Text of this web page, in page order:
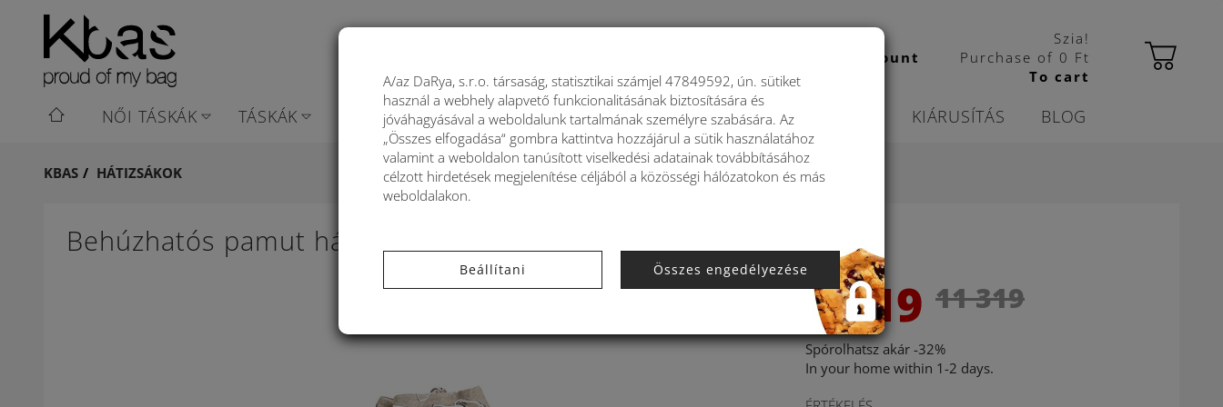
My kbas account
Szia!
Purchase of 0 Ft
To cart
NŐI TÁSKÁK TÁSKÁK KOSARAK HÁTIZSÁKOK KIEGÉSZÍTŐK LAKÁSDEKORÁCIÓ KIÁRUSÍTÁS BLOG
KBAS HÁTIZSÁKOK
Behúzhatós pamut hátizsák Kbas bézs KB296907BE
7 619 11 319
Spórolhatsz akár -32%
In your home within 1-2 days.
A/az DaRya, s.r.o. társaság, statisztikai számjel 47849592, ún. sütiket
használ a webhely alapvető funkcionalitásának biztosítására és
jóváhagyásával a weboldalunk tartalmának személyre szabására. Az
„Összes elfogadása“ gombra kattintva hozzájárul a sütik használatához
valamint a weboldalon tanúsított viselkedési adatainak továbbításához
célzott hirdetések megjelenítése céljából a közösségi hálózatokon és más
weboldalakon.
Beállítani Összes engedélyezése